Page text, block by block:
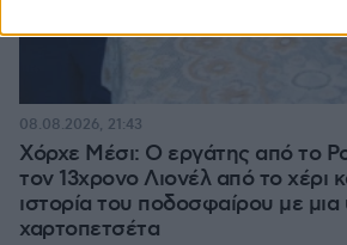
Χόρχε Μέσι: Ο εργάτης από το
τον 13χρονο Λιονέλ από το χέρι
ιστορία του ποδοσφαίρου με
χαρτοπετσέτα
08.08.2026, 21:43